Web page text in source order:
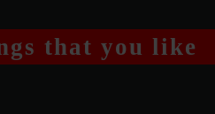
that you like